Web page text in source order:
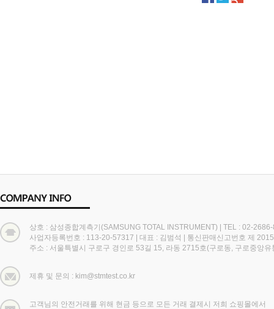
상호 : 삼성종합계측기(SAMSUNG TOTAL INSTRUMENT) | TEL : 02-
사업자등록번호 : 113-20-57317 | 대표 : 김범석 | 통신판매신고번호 제
주소 : 서울특별시 구로구 경인로 53길 15, 라동 2715호(구로동, 구로중앙유
제휴 및 문의 : kim@stmtest.co.kr
고객님의 안전거래를 위해 현금 등으로 모든 거래 결제시 저희 쇼핑몰에서